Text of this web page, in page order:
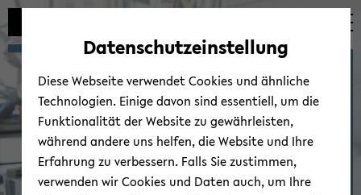
Automatische
vermeiden
skip
main
skip
main
skip
footer
Datenschutzeinstellung
Diese Webseite verwendet Cookies und ähnliche
Technologien. Einige davon sind essentiell, um die
Funktionalität der Website zu gewährleisten,
während andere uns helfen, die Website und Ihre
Erfahrung zu verbessern. Falls Sie zustimmen,
verwenden wir Cookies und Daten auch, um Ihre